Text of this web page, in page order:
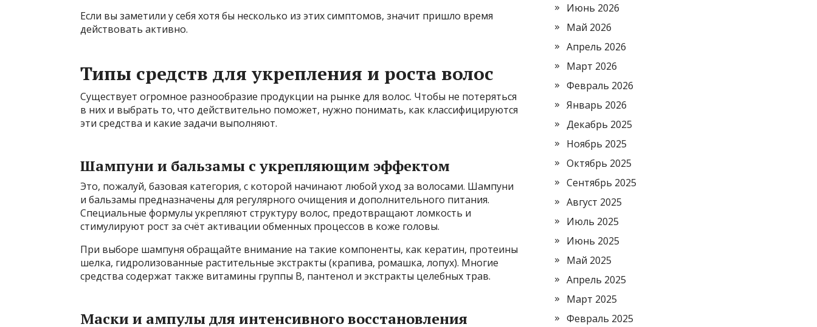
Если вы заметили у себя хотя бы несколько из этих симптомов, значит пришло время
действовать активно.
Типы средств для укрепления и роста волос
Существует огромное разнообразие продукции на рынке для волос. Чтобы не потеряться
в них и выбрать то, что действительно поможет, нужно понимать, как классифицируются
эти средства и какие задачи выполняют.
Шампуни и бальзамы с укрепляющим эффектом
Это, пожалуй, базовая категория, с которой начинают любой уход за волосами. Шампуни
и бальзамы предназначены для регулярного очищения и дополнительного питания.
Специальные формулы укрепляют структуру волос, предотвращают ломкость и
стимулируют рост за счёт активации обменных процессов в коже головы.
При выборе шампуня обращайте внимание на такие компоненты, как кератин, протеины
шелка, гидролизованные растительные экстракты (крапива, ромашка, лопух). Многие
средства содержат также витамины группы В, пантенол и экстракты целебных трав.
Маски и ампулы для интенсивного восстановления
Июнь 2026
Май 2026
Апрель 2026
Март 2026
Февраль 2026
Январь 2026
Декабрь 2025
Ноябрь 2025
Октябрь 2025
Сентябрь 2025
Август 2025
Июль 2025
Июнь 2025
Май 2025
Апрель 2025
Март 2025
Февраль 2025